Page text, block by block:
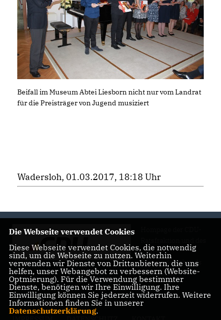
Beifall im Museum Abtei Liesborn nicht nur vom Landrat
für die Preisträger von Jugend musiziert
Wadersloh, 01.03.2017, 18:18 Uhr
CDU-
Gemeindeverbands
Wadersloh
Die Webseite verwendet Cookies
Diese Webseite verwendet Cookies, die notwendig
sind, um die Webseite zu nutzen. Weiterhin
verwenden wir Dienste von Drittanbietern, die uns
helfen, unser Webangebot zu verbessern (Website-
Optmierung). Für die Verwendung bestimmter
Dienste, benötigen wir Ihre Einwilligung. Ihre
Einwilligung können Sie jederzeit widerrufen. Weitere
Informationen finden Sie in unserer
Datenschutzerklärung.